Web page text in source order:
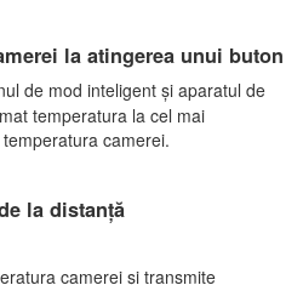
la atingerea unui buton
de mod inteligent și aparatul de
temperatura la cel mai
camerei.
la distanță
camerei și transmite